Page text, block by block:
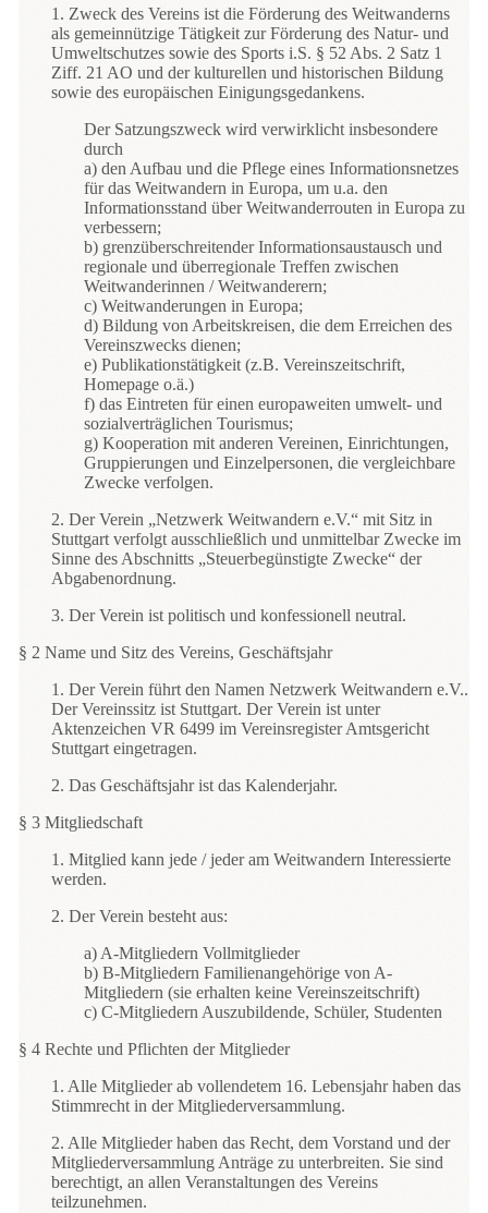
1. Zweck des Vereins ist die Förderung des Weitwanderns
als gemeinnützige Tätigkeit zur Förderung des Natur- und
Umweltschutzes sowie des Sports i.S. § 52 Abs. 2 Satz 1
Ziff. 21 AO und der kulturellen und historischen Bildung
sowie des europäischen Einigungsgedankens.
Der Satzungszweck wird verwirklicht insbesondere
durch
a) den Aufbau und die Pflege eines Informationsnetzes
für das Weitwandern in Europa, um u.a. den
Informationsstand über Weitwanderrouten in Europa zu
verbessern;
b) grenzüberschreitender Informationsaustausch und
regionale und überregionale Treffen zwischen
Weitwanderinnen / Weitwanderern;
c) Weitwanderungen in Europa;
d) Bildung von Arbeitskreisen, die dem Erreichen des
Vereinszwecks dienen;
e) Publikationstätigkeit (z.B. Vereinszeitschrift,
Homepage o.ä.)
f) das Eintreten für einen europaweiten umwelt- und
sozialverträglichen Tourismus;
g) Kooperation mit anderen Vereinen, Einrichtungen,
Gruppierungen und Einzelpersonen, die vergleichbare
Zwecke verfolgen.
2. Der Verein „Netzwerk Weitwandern e.V.“ mit Sitz in
Stuttgart verfolgt ausschließlich und unmittelbar Zwecke im
Sinne des Abschnitts „Steuerbegünstigte Zwecke“ der
Abgabenordnung.
3. Der Verein ist politisch und konfessionell neutral.
§ 2 Name und Sitz des Vereins, Geschäftsjahr
1. Der Verein führt den Namen Netzwerk Weitwandern e.V..
Der Vereinssitz ist Stuttgart. Der Verein ist unter
Aktenzeichen VR 6499 im Vereinsregister Amtsgericht
Stuttgart eingetragen.
2. Das Geschäftsjahr ist das Kalenderjahr.
§ 3 Mitgliedschaft
1. Mitglied kann jede / jeder am Weitwandern Interessierte
werden.
2. Der Verein besteht aus:
a) A-Mitgliedern Vollmitglieder
b) B-Mitgliedern Familienangehörige von A-
Mitgliedern (sie erhalten keine Vereinszeitschrift)
c) C-Mitgliedern Auszubildende, Schüler, Studenten
§ 4 Rechte und Pflichten der Mitglieder
1. Alle Mitglieder ab vollendetem 16. Lebensjahr haben das
Stimmrecht in der Mitgliederversammlung.
2. Alle Mitglieder haben das Recht, dem Vorstand und der
Mitgliederversammlung Anträge zu unterbreiten. Sie sind
berechtigt, an allen Veranstaltungen des Vereins
teilzunehmen.